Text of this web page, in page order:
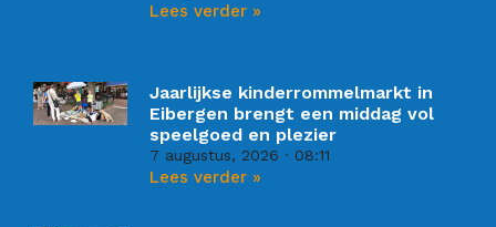
Lees verder »
Jaarlijkse kinderrommelmarkt in
Eibergen brengt een middag vol
speelgoed en plezier
7 augustus, 2026 08:11
Lees verder »